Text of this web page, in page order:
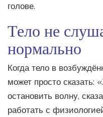
голове.
Тело не
нормально
Когда тело в
может просто сказать:
остановить волну,
работать с